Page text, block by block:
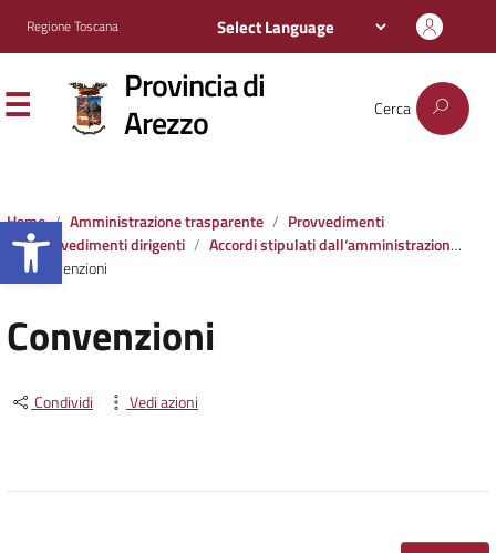
Apri la barra degli strumenti
Regione Toscana
Provincia di
Arezzo Cerca
Home Amministrazione trasparente
Provvedimenti
Provvedimenti dirigenti
Accordi stipulati dall‘amministrazione con soggetti privati o con altre amministrazioni pubbliche
Convenzioni
Convenzioni
Condividi Vedi azioni